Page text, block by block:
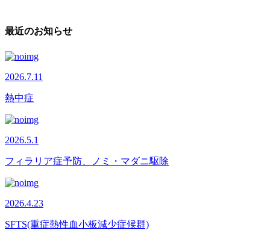
最近のお知らせ
2026.7.11
熱中症
2026.5.1
フィラリア症予防、ノミ・マダニ駆除
2026.4.23
SFTS(重症熱性血小板減少症候群)